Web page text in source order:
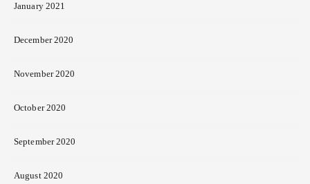
January 2021
December 2020
November 2020
October 2020
September 2020
August 2020